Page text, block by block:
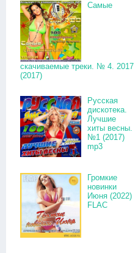
Самые
скачиваемые треки. № 4. 2017
(2017)
Русская
дискотека.
Лучшие
хиты весны.
№1 (2017)
mp3
Громкие
новинки
Июня (2022)
FLAC